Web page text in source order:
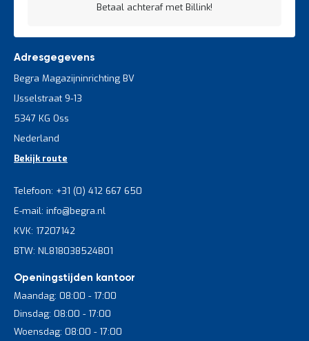
Betaal achteraf met Billink!
Adresgegevens
Begra Magazijninrichting BV
IJsselstraat 9-13
5347 KG Oss
Nederland
Bekijk route
Telefoon: +31 (0) 412 667 650
E-mail: info@begra.nl
KVK: 17207142
BTW: NL818038524B01
Openingstijden kantoor
Maandag: 08:00 - 17:00
Dinsdag: 08:00 - 17:00
Woensdag: 08:00 - 17:00